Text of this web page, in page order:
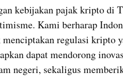
kebijakan pajak kripto di
Kami berharap
menciptakan regulasi kripto
dapat mendorong
negeri, sekaligus